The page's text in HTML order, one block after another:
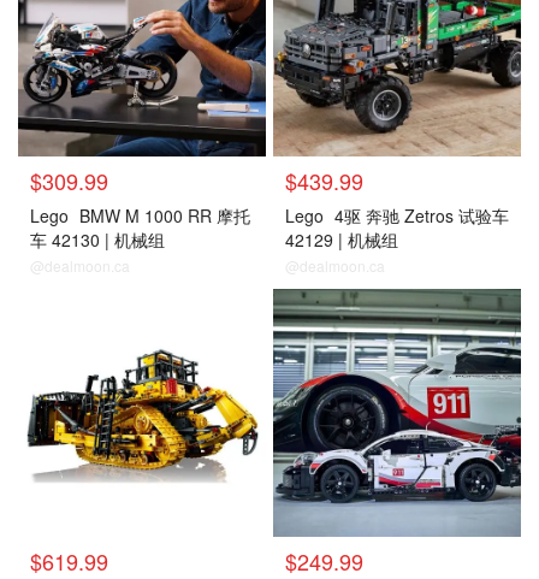
$309.99
Lego BMW M 1000 RR 摩托
车 42130 | 机械组
@dealmoon.ca
$439.99
Lego 4驱 奔驰 Zetros 试验车
42129 | 机械组
@dealmoon.ca
$619.99 $249.99